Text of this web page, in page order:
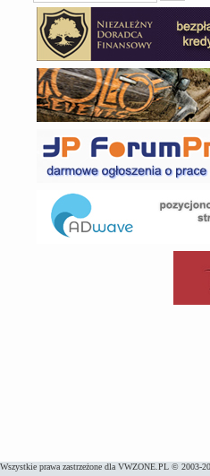
Wszystkie prawa zastrzeżone dla VWZONE.PL © 2003-